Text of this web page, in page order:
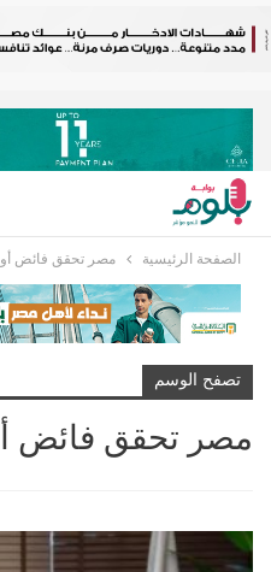
الصفحة الرئيسية مصر تحقق فائض
تصفح الوسم
مصر تحقق فائض